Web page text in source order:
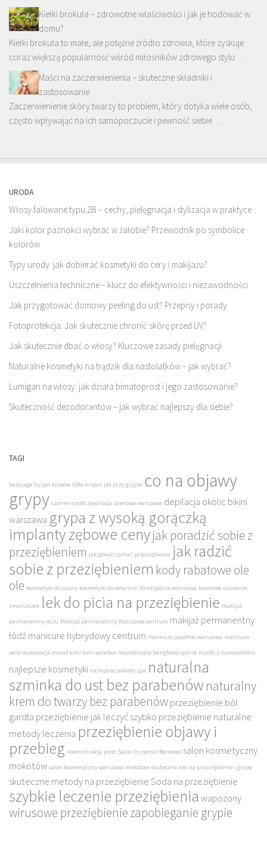
Kiełki brokuła – zdrowotne właściwości i jak je hodować w
domu?
Kiełki brokuła to małe, ale potężne źródło zdrowia, które zyskuje
coraz większą popularność wśród miłośników zdrowego stylu …
Maści na zaczerwienienia – skuteczne składniki i
zastosowanie
Zaczerwienienie skóry twarzy to problem, który dotyka wiele osób,
często wpływając na ich samopoczucie i pewność siebie. …
URODA
Włosy falowane typu 2B – cechy, pielęgnacja i stylizacja w praktyce
Jaki kolor paznokci wybrać w żałobie? Przewodnik po symbolice
kolorów
Typy urody: jak dobierać kosmetyki do cery i makijażu?
Uszczelnienia techniczne – klucz do efektywności i niezawodności
Jak przygotować domowy peeling do ust? Przepisy i porady
Fotoprotekcja: Jak skutecznie chronić skórę przed UV?
Jak skutecznie dbać o włosy? Kluczowe zasady pielęgnacji
Naturalne kosmetyki na trądzik dla nastolatków – jak wybrać?
Lumigan na włosy: jak działa bimatoprost i jego zastosowanie?
Skuteczność dezodorantów – jak wybrać najlepszy dla siebie?
TAGI
balayage fryzjer kraków bóle mięśni jak przy grypie co na objawy
grypy czarne mydło depilacja laserowa warszawa depilacja okolic bikini
warszawa grypa z wysoką gorączką
implanty zębowe cenyjak poradzić sobie z
przeziębieniem jak powstrzymać przeziębienie jak radzić
sobie z przeziębieniem kody rabatowe ole
ole kosmetyki do sauny kosmetyki do solarium Kriolipoliza warszawa laserowe usuwanie
zmarszczek lek do picia na przeziębienie makijaż
permanentny oczu Makijaż permanentny Warszawa centrum makijaż permanentny
łódź manicure hybrydowy centrum manicure japoński warszawa manicure
wola rezerwacja masaż lomi lomi wrocław mezoterapia bezigłowa opinie mydło z nanosrebrem
najlepsze kosmetyki najlepsze pakiety spa naturalna
szminka do ust bez parabenów naturalny
krem do twarzy bez parabenówprzeziębienie ból
gardła przeziębienie jak leczyć szybko przeziębienie naturalne
metody leczenia przeziębienie objawy i
przebieg rekonstrukcja joico Salon fryzjerski Bemowo salon kosmetyczny
mokotów salon kosmetyczny warszawa mokotów skuteczne leki na przeziębienie i grypę
skuteczne metody na przeziębienieSoda na przeziębienie
szybkie leczenie przeziębienia wapozony
wirusowe przeziębieniezapobieganie grypie